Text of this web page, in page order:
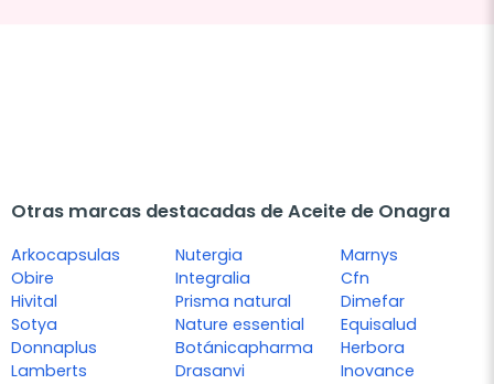
Otras marcas destacadas de Aceite de Onagra
Arkocapsulas
Obire
Hivital
Sotya
Donnaplus
Lamberts
Nutergia
Integralia
Prisma natural
Nature essential
Botánicapharma
Drasanvi
Marnys
Cfn
Dimefar
Equisalud
Herbora
Inovance